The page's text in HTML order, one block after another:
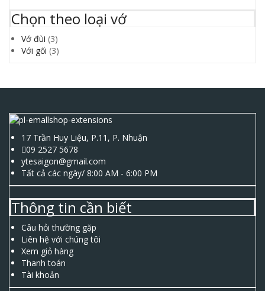
Chọn theo loại vớ
Vớ đùi (3)
Với gối (3)
17 Trần Huy Liệu, P.11, P. Nhuận
09 2527 5678
ytesaigon@gmail.com
Tất cả các ngày/ 8:00 AM - 6:00 PM
Thông tin cần biết
Câu hỏi thường gặp
Liên hệ với chúng tôi
Xem giỏ hàng
Thanh toán
Tài khoản